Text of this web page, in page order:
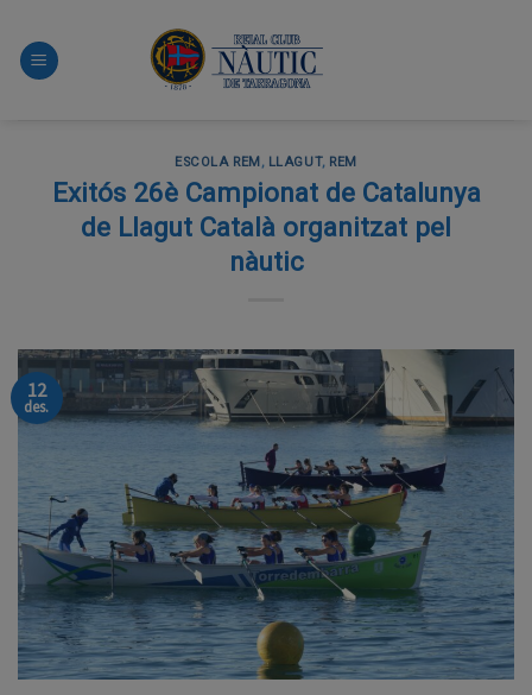
content
ESCOLA REM , LLAGUT, REM
Exitós 26è Campionat de Catalunya
de Llagut Català organitzat pel
nàutic
12
des.